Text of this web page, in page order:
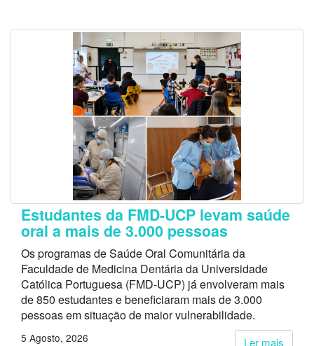
Estudantes da FMD-UCP levam saúde
oral a mais de 3.000 pessoas
Os programas de Saúde Oral Comunitária da
Faculdade de Medicina Dentária da Universidade
Católica Portuguesa (FMD-UCP) já envolveram mais
de 850 estudantes e beneficiaram mais de 3.000
pessoas em situação de maior vulnerabilidade.
Ler mais
5 Agosto, 2026